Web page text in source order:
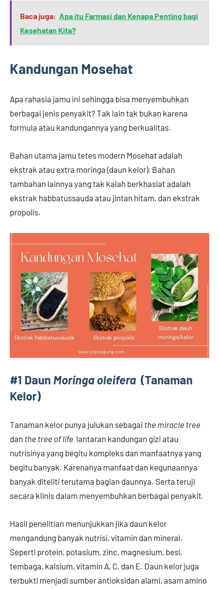
Baca juga: Apa itu Farmasi dan Kenapa Penting bagi
Kesehatan Kita?
Kandungan Mosehat
Apa rahasia jamu ini sehingga bisa menyembuhkan
berbagai jenis penyakit? Tak lain tak bukan karena
formula atau kandungannya yang berkualitas.
Bahan utama jamu tetes modern Mosehat adalah
ekstrak atau extra moringa (daun kelor). Bahan
tambahan lainnya yang tak kalah berkhasiat adalah
ekstrak habbatussauda atau jintan hitam, dan ekstrak
propolis.
#1 Daun Moringa oleifera (Tanaman
Kelor)
Tanaman kelor punya julukan sebagai the miracle tree
dan the tree of life lantaran kandungan gizi atau
nutrisinya yang begitu kompleks dan manfaatnya yang
begitu banyak. Karenanya manfaat dan kegunaannya
banyak diteliti terutama bagian daunnya. Serta teruji
secara klinis dalam menyembuhkan berbagai penyakit.
Hasil penelitian menunjukkan jika daun kelor
mengandung banyak nutrisi, vitamin dan mineral.
Seperti protein, potasium, zinc, magnesium, besi,
tembaga, kalsium, vitamin A, C, dan E. Daun kelor juga
terbukti menjadi sumber antioksidan alami, asam amino